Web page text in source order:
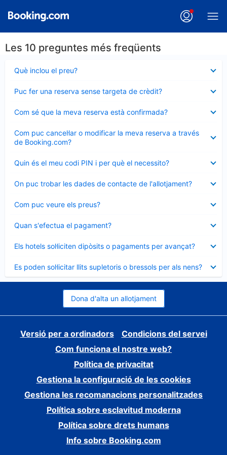
Les 10 preguntes més freqüents
Què inclou el preu?
tancat
Puc fer una reserva sense targeta de crèdit?
tancat
Com sé que la meva reserva està confirmada?
tancat
Com puc cancel·lar o modificar la meva reserva a través
de Booking.com?
tancat
Quin és el meu codi PIN i per què el necessito?
tancat
On puc trobar les dades de contacte de l'allotjament?
tancat
Com puc veure els preus?
tancat
Quan s'efectua el pagament?
tancat
Els hotels sol·liciten dipòsits o pagaments per avançat?
tancat
Es poden sol·licitar llits supletoris o bressols per als nens?
tancat
Dona d'alta un allotjament
Versió per a ordinadors
Condicions del servei
Com funciona el nostre web?
Política de privacitat
Gestiona la configuració de les cookies
Gestiona les recomanacions personalitzades
Política sobre esclavitud moderna
Política sobre drets humans
Info sobre Booking.com